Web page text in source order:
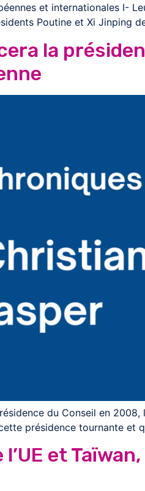
et internationales I-
Poutine et Xi Jinping
la
du Conseil en
présidence tournante et
et